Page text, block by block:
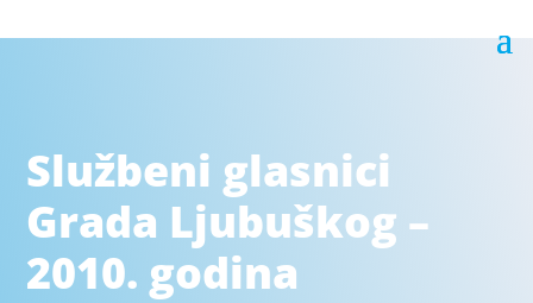
Službeni glasnici
Grada Ljubuškog –
2010. godina